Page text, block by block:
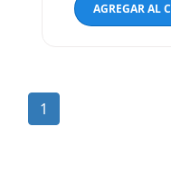
AGREGAR AL
1